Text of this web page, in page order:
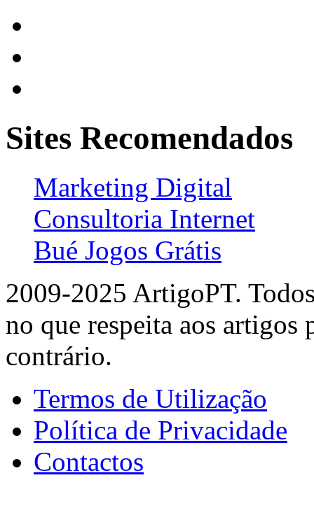
Sites Recomendados
Marketing Digital
Consultoria Internet
Bué Jogos Grátis
2009-2025 ArtigoPT.
no que respeita aos artigos
contrário.
Termos de Utilização
Política de Privacidade
Contactos